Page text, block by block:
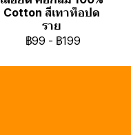
Cotton สีเทาท็อปด
ราย
฿99 - ฿199